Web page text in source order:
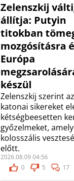
Zelenszkij
állítja: Putyin
titokban
mozgósításra
Európa
készül
Zelenszkij szerint
katonai sikereket
kétségbeesetten
győzelmeket,
kolosszális
előtt.
2026.08.09 04:56
0
5 17